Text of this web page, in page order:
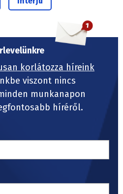
korlátozza híreink
viszont nincs
munkanapon
híréről.